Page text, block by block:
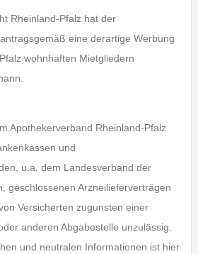
Rheinland-Pfalz hat der
eine derartige Werbung
wohnhaften Mietgliedern
Apothekerverband Rheinland-Pfalz
und
u.a. dem Landesverband der
geschlossenen Arzneilieferverträgen
Versicherten zugunsten einer
anderen Abgabestelle unzulässig.
und neutralen Informationen ist hier